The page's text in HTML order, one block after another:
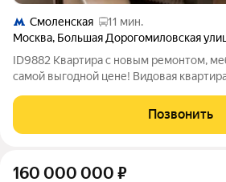
Смоленская
11 мин.
Москва, Большая Дорогомиловская
ID9882 Квартира с новым ремонтом,
самой выгодной цене! Видовая
направлении Здесь все продумано и
остается только завезти свои вещи и
Позвонить
160 000 000 ₽